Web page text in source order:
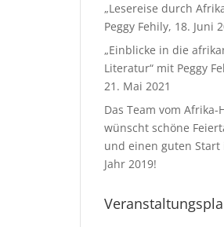
„Lesereise durch
Peggy Fehily, 18. Juni
„Einblicke in die
Literatur“ mit Peggy
21. Mai 2021
Das Team vom Afrika-
wünscht schöne
und einen guten Start
Jahr 2019!